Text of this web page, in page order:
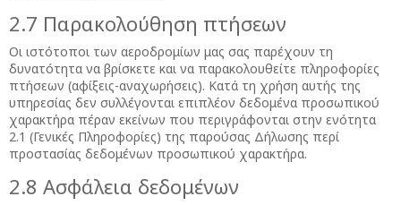
2.7 Παρακολούθηση πτήσεων
Οι ιστότοποι των αεροδρομίων μας σας παρέχουν τη
δυνατότητα να βρίσκετε και να παρακολουθείτε πληροφορίες
πτήσεων (αφίξεις-αναχωρήσεις). Κατά τη χρήση αυτής της
υπηρεσίας δεν συλλέγονται επιπλέον δεδομένα προσωπικού
χαρακτήρα πέραν εκείνων που περιγράφονται στην ενότητα
2.1 (Γενικές Πληροφορίες) της παρούσας Δήλωσης περί
προστασίας δεδομένων προσωπικού χαρακτήρα.
2.8 Ασφάλεια δεδομένων